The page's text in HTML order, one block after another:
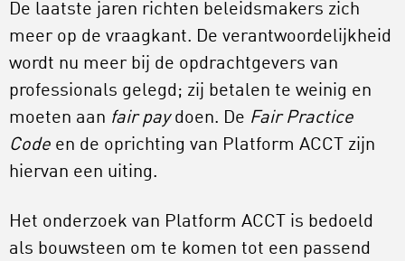
De laatste jaren richten beleidsmakers zich
meer op de vraagkant. De verantwoordelijkheid
wordt nu meer bij de opdrachtgevers van
professionals gelegd; zij betalen te weinig en
moeten aan fair paydoen. De Fair Practice
Code en de oprichting van Platform ACCT zijn
hiervan een uiting.
Het onderzoek van Platform ACCT is bedoeld
als bouwsteen om te komen tot een passend